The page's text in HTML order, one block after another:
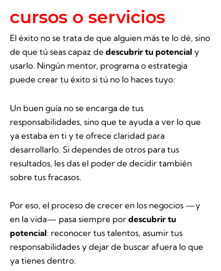
cursos o servicios
El éxito no se trata de que alguien más te lo dé, sino
de que tú seas capaz de descubrir tu potencial y
usarlo. Ningún mentor, programa o estrategia
puede crear tu éxito si tú no lo haces tuyo.
Un buen guía no se encarga de tus
responsabilidades, sino que te ayuda a ver lo que
ya estaba en ti y te ofrece claridad para
desarrollarlo. Si dependes de otros para tus
resultados, les das el poder de decidir también
sobre tus fracasos.
Por eso, el proceso de crecer en los negocios —y
en la vida— pasa siempre pordescubrir tu
potencial: reconocer tus talentos, asumir tus
responsabilidades y dejar de buscar afuera lo que
ya tienes dentro.